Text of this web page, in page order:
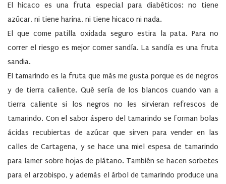
El hicaco es una fruta especial para diabéticos: no tiene
azúcar, ni tiene harina, ni tiene hicaco ni nada.
El que come patilla oxidada seguro estira la pata. Para no
correr el riesgo es mejor comer sandía. La sandía es una fruta
sandia.
El tamarindo es la fruta que más me gusta porque es de negros
y de tierra caliente. Qué sería de los blancos cuando van a
tierra caliente si los negros no les sirvieran refrescos de
tamarindo. Con el sabor áspero del tamarindo se forman bolas
ácidas recubiertas de azúcar que sirven para vender en las
calles de Cartagena, y se hace una miel espesa de tamarindo
para lamer sobre hojas de plátano. También se hacen sorbetes
para el arzobispo, y además el árbol de tamarindo produce una